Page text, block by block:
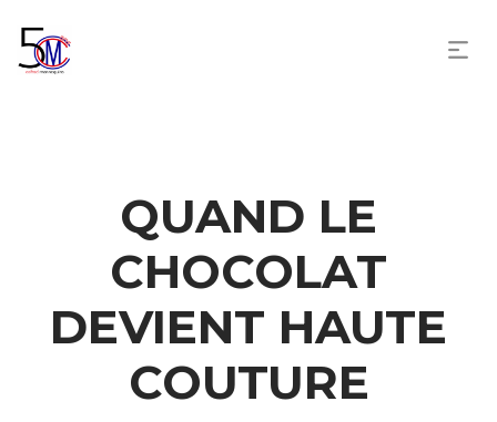
QUAND LE
CHOCOLAT
DEVIENT HAUTE
COUTURE